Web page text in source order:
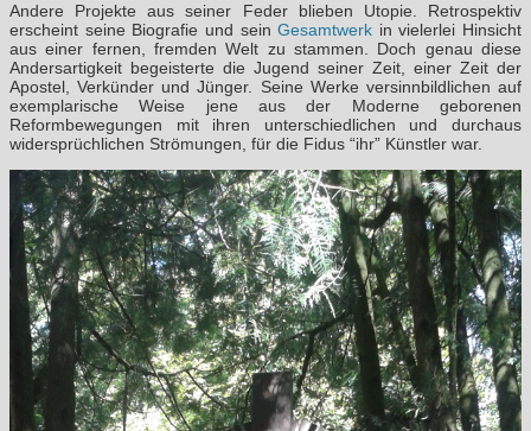
Andere Projekte aus seiner Feder blieben Utopie. Retrospektiv
erscheint seine Biografie und seinGesamtwerk in vielerlei Hinsicht
aus einer fernen, fremden Welt zu stammen. Doch genau diese
Andersartigkeit begeisterte die Jugend seiner Zeit, einer Zeit der
Apostel, Verkünder und Jünger. Seine Werke versinnbildlichen auf
exemplarische Weise jene aus der Moderne geborenen
Reformbewegungen mit ihren unterschiedlichen und durchaus
widersprüchlichen Strömungen, für die Fidus “ihr” Künstler war.